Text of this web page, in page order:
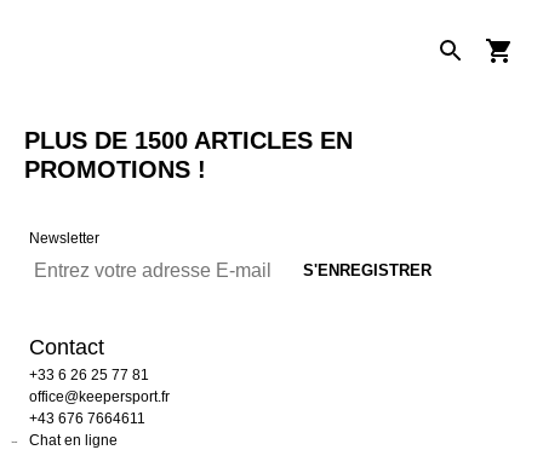
PLUS DE 1500 ARTICLES EN
PROMOTIONS !
Newsletter
Contact
+33 6 26 25 77 81
office@keepersport.fr
+43 676 7664611
Chat en ligne